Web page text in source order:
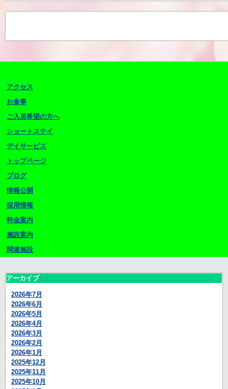
アクセス
お食事
ご入居希望の方へ
ショートステイ
デイサービス
トップページ
ブログ
情報公開
採用情報
料金案内
施設案内
関連施設
アーカイブ
2026年7月
2026年6月
2026年5月
2026年4月
2026年3月
2026年2月
2026年1月
2025年12月
2025年11月
2025年10月